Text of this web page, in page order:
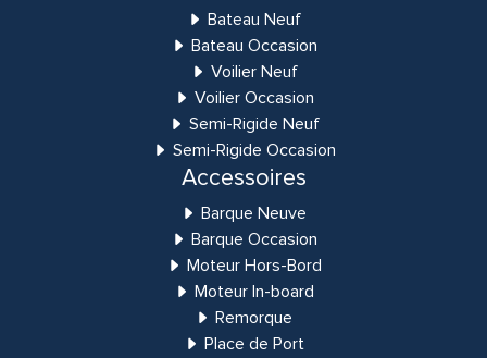
Bateau Neuf
Bateau Occasion
Voilier Neuf
Voilier Occasion
Semi-Rigide Neuf
Semi-Rigide Occasion
Accessoires
Barque Neuve
Barque Occasion
Moteur Hors-Bord
Moteur In-board
Remorque
Place de Port